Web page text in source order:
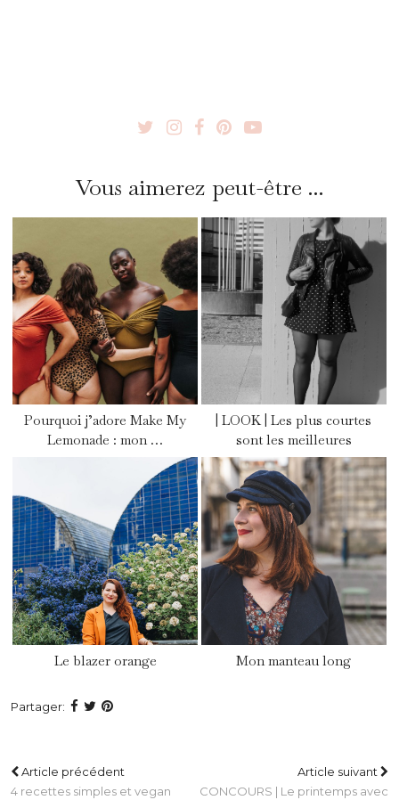
Vous aimerez peut-être ...
Pourquoi j’adore Make My
Lemonade : mon …
| LOOK | Les plus courtes
sont les meilleures
Le blazer orange Mon manteau long
Partager:
Article précédent
4 recettes simples et vegan
Article suivant
CONCOURS | Le printemps avec